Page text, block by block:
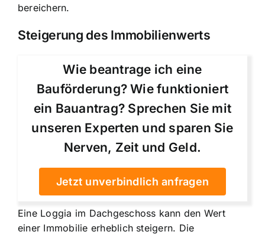
bereichern.
Steigerung des Immobilienwerts
Wie beantrage ich eine
Bauförderung? Wie funktioniert
ein Bauantrag? Sprechen Sie mit
unseren Experten und sparen Sie
Nerven, Zeit und Geld.
Jetzt unverbindlich anfragen
Eine Loggia im Dachgeschoss kann den Wert
einer Immobilie erheblich steigern. Die